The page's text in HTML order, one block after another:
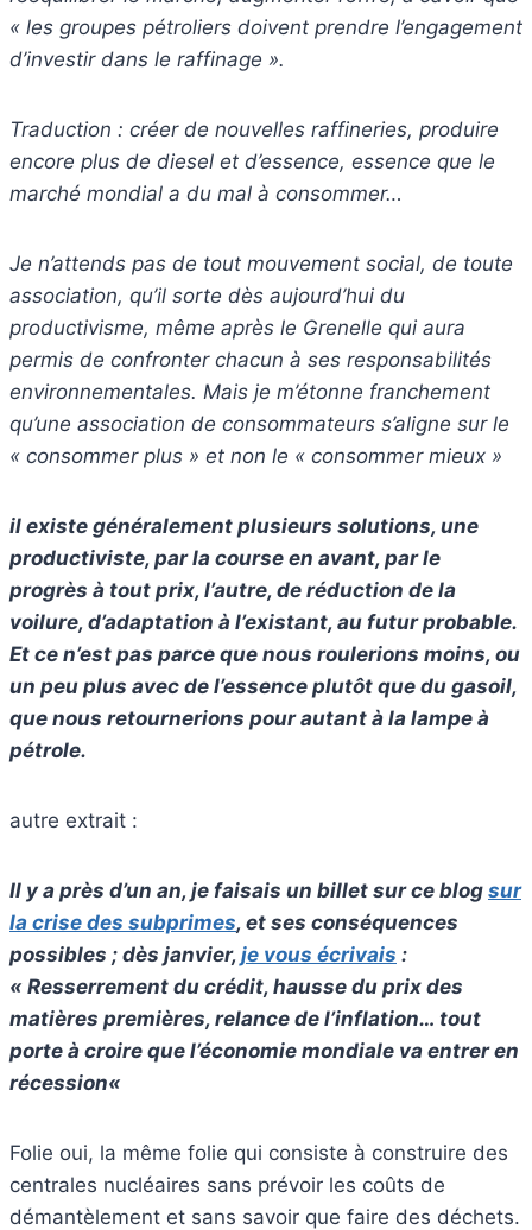
« les groupes pétroliers doivent prendre l’engagement
d’investir dans le raffinage ».
Traduction : créer de nouvelles raffineries, produire
encore plus de diesel et d’essence, essence que le
marché mondial a du mal à consommer…
Je n’attends pas de tout mouvement social, de toute
association, qu’il sorte dès aujourd’hui du
productivisme, même après le Grenelle qui aura
permis de confronter chacun à ses responsabilités
environnementales. Mais je m’étonne franchement
qu’une association de consommateurs s’aligne sur le
« consommer plus » et non le « consommer mieux »
il existe généralement plusieurs solutions, une
productiviste, par la course en avant, par le
progrès à tout prix, l’autre, de réduction de la
voilure, d’adaptation à l’existant, au futur probable.
Et ce n’est pas parce que nous roulerions moins, ou
un peu plus avec de l’essence plutôt que du gasoil,
que nous retournerions pour autant à la lampe à
pétrole.
autre extrait :
Il y a près d’un an, je faisais un billet sur ce blog sur
la crise des subprimes, et ses conséquences
possibles ; dès janvier, je vous écrivais :
« Resserrement du crédit, hausse du prix des
matières premières, relance de l’inflation… tout
porte à croire que l’économie mondiale va entrer en
récession«
Folie oui, la même folie qui consiste à construire des
centrales nucléaires sans prévoir les coûts de
démantèlement et sans savoir que faire des déchets.